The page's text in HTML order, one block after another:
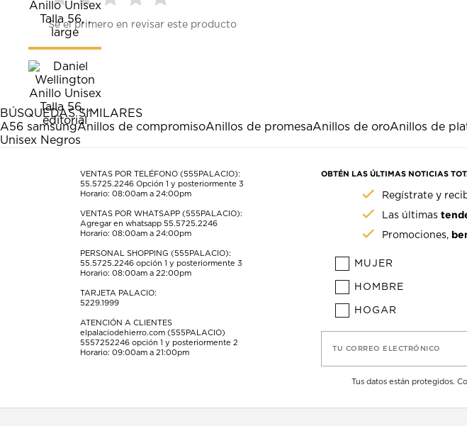
Seleccionar
para
calificar
el
artículo
con
estrella
Esta
acción
abrirá
formulario
Seleccionar
para
calificar
el
artículo
con
2
estrellas.
Esta
acción
abrirá
formulario
de
Seleccionar
para
el
3
estrellas.
Esta
acción
formulario
de
para
estrellas.
Esta
acción
formulario
de
para
acción
formulario
de
envío.
Sé el primero en revisar este producto
BÚSQUEDAS SIMILARES
A56 samsungAnillos de compromisoAnillos de promesaAnillos de oroAnillos de
Unisex Negros
VENTAS POR TELÉFONO (555PALACIO):
55.5725.2246 Opción 1 y posteriormente 3
Horario: 08:00am a 24:00pm
VENTAS POR WHATSAPP (555PALACIO):
Agregar en whatsapp 55.5725.2246
Horario: 08:00am a 24:00pm
PERSONAL SHOPPING (555PALACIO):
55.5725.2246 opción 1 y posteriormente 3
Horario: 08:00am a 22:00pm
TARJETA PALACIO:
5229.1999
ATENCIÓN A CLIENTES
elpalaciodehierro.com (555PALACIO)
5557252246 opción 1 y posteriormente 2
Horario: 09:00am a 21:00pm
OBTÉN LAS ÚLTIMAS NOTICIAS
Regístrate y
Las últimas
Promociones,
MUJER
HOMBRE
HOGAR
TU CORREO ELECTRÓNICO
Tus datos están protegidos.